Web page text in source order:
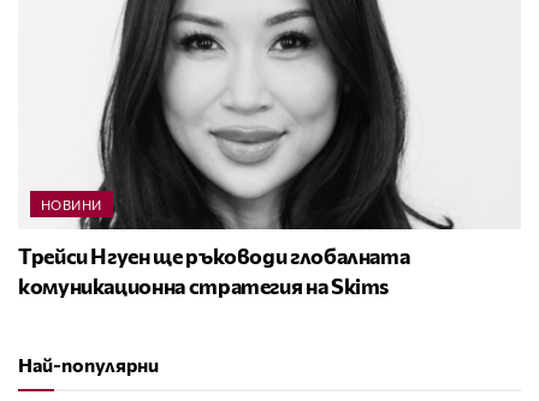
НОВИНИ
Трейси Нгуен ще ръководи глобалната
комуникационна стратегия на Skims
Най-популярни